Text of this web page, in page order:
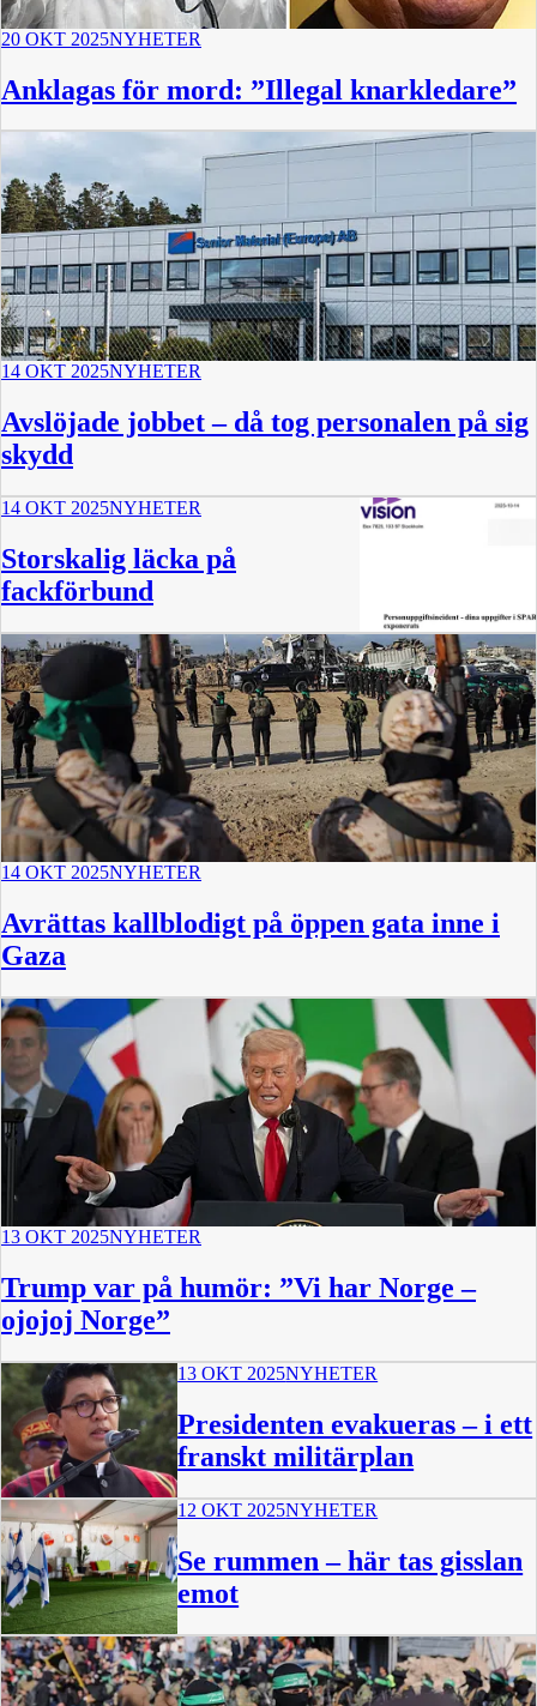
20 OKT 2025NYHETER
Anklagas för mord: ”Illegal knarkledare”
14 OKT 2025NYHETER
Avslöjade jobbet – då tog personalen på sig
skydd
14 OKT 2025NYHETER
Storskalig läcka på
fackförbund
14 OKT 2025NYHETER
Avrättas kallblodigt på öppen gata inne i
Gaza
13 OKT 2025NYHETER
Trump var på humör: ”Vi har Norge –
ojojoj Norge”
13 OKT 2025NYHETER
Presidenten evakueras – i ett
franskt militärplan
12 OKT 2025NYHETER
Se rummen – här tas gisslan
emot